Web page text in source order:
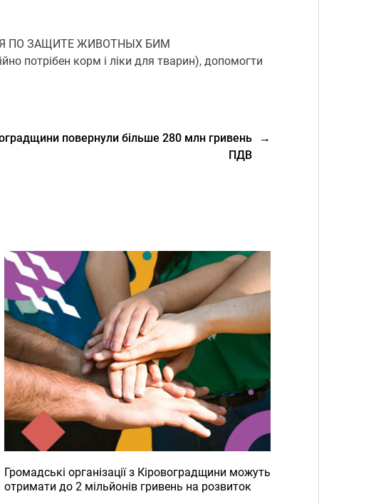
ПО ЗАЩИТЕ ЖИВОТНЫХ БИМ
потрібен корм і ліки для тварин), допомогти
→
повернули більше 280 млн гривень
ПДВ
Громадські організації з Кіровоградщини можуть
отримати до 2 мільйонів гривень на розвиток